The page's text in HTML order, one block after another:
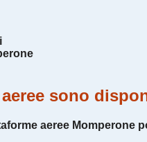
sono
aeree Momperone